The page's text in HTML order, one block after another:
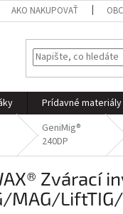
AKO NAKUPOVAŤ
Prídavné materiály
GeniMig®
240DP
Zvárací
MAG/